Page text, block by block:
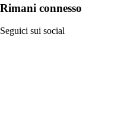
Rimani connesso
Seguici sui social